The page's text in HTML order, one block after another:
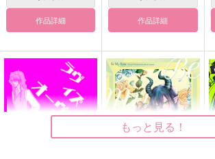
作品詳細 作品詳細
もっと見る！